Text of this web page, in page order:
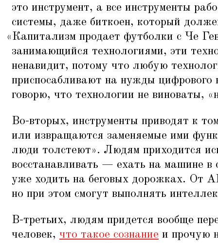
это инструмент, а все инструменты
системы, даже биткоен, который
«Капитализм продает футболки с Че
занимающийся технологиями, эти
ненавидит, потому что любую
приспосабливают на нужды
говорю, что технологии не виноваты, «
Во-вторых, инструменты приводят к
или извращаются заменяемые ими
люди толстеют». Людям приходится
восстанавливать — ехать на машине в
уже ходить на беговых дорожках. От
но при этом смогут выполнять
В-третьих, людям придется вообще
человек, что такое сознание и прочую